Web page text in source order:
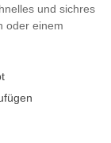
und sichres
oder einem